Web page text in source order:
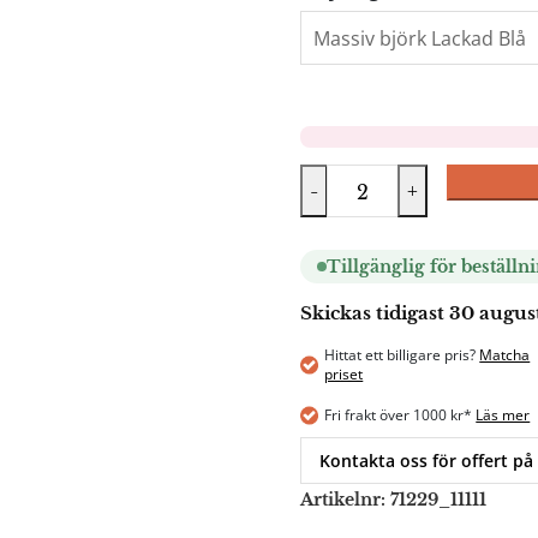
- +
Tillgänglig för
Skickas tidigast 30
Hittat ett billigare pris? Matcha
priset
Fri frakt över 1000 kr* Läs mer
Kontakta oss för offert
Artikelnr:71229_11111